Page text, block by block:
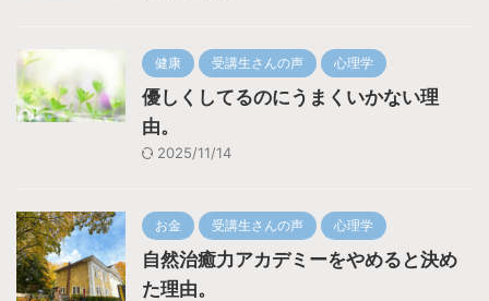
健康 受講生さんの声 心理学
優しくしてるのにうまくいかない理
由。
2025/11/14
お金 受講生さんの声 心理学
自然治癒力アカデミーをやめると決め
た理由。